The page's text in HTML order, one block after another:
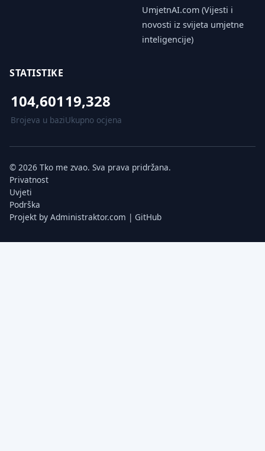
UmjetnAI.com (Vijesti i
novosti iz svijeta umjetne
inteligencije)
STATISTIKE
104,601
Brojeva u bazi
19,328
Ukupno ocjena
© 2026 Tko me zvao. Sva prava pridržana.
Privatnost
Uvjeti
Podrška
Projekt by Administraktor.com | GitHub